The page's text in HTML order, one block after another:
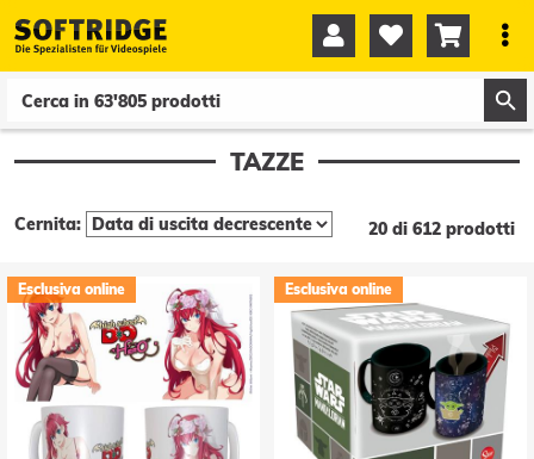
   
TAZZE
Cernita: 20 di 612 prodotti
Esclusiva online Esclusiva online